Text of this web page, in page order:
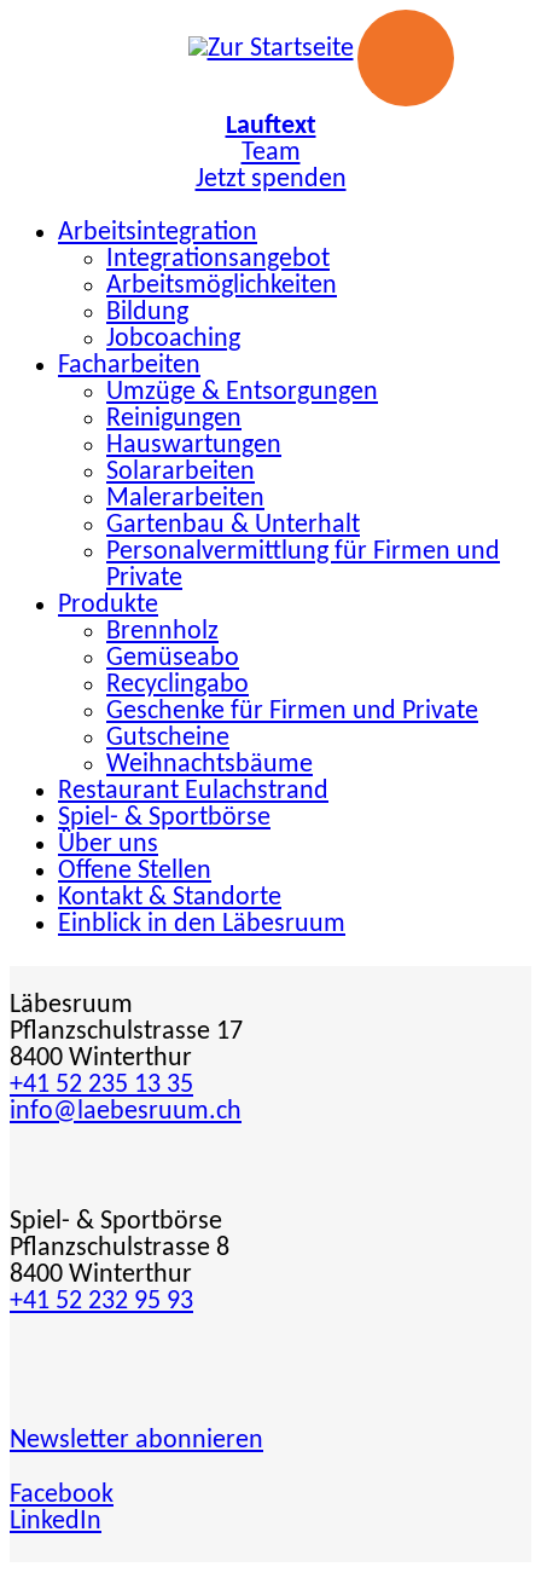
Lauftext
Team
Jetzt spenden
Arbeitsintegration
Integrationsangebot
Arbeitsmöglichkeiten
Bildung
Jobcoaching
Facharbeiten
Umzüge & Entsorgungen
Reinigungen
Hauswartungen
Solararbeiten
Malerarbeiten
Gartenbau & Unterhalt
Personalvermittlung für Firmen und
Private
Produkte
Brennholz
Gemüseabo
Recyclingabo
Geschenke für Firmen und Private
Gutscheine
Weihnachtsbäume
Restaurant Eulachstrand
Spiel- & Sportbörse
Über uns
Offene Stellen
Kontakt & Standorte
Einblick in den Läbesruum
Läbesruum
Pflanzschulstrasse 17
8400 Winterthur
+41 52 235 13 35
info@laebesruum.ch
Spiel- & Sportbörse
Pflanzschulstrasse 8
8400 Winterthur
+41 52 232 95 93
Newsletter abonnieren
Facebook
LinkedIn